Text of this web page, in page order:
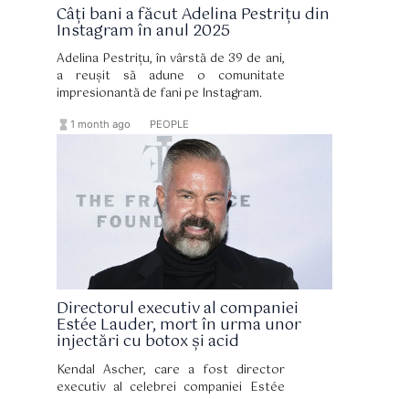
Câți bani a făcut Adelina Pestrițu din
Instagram în anul 2025
Adelina Pestrițu, în vârstă de 39 de ani,
a reușit să adune o comunitate
impresionantă de fani pe Instagram.
hourglass_full 1 month ago PEOPLE
Directorul executiv al companiei
Estée Lauder, mort în urma unor
injectări cu botox și acid
Kendal Ascher, care a fost director
executiv al celebrei companiei Estée